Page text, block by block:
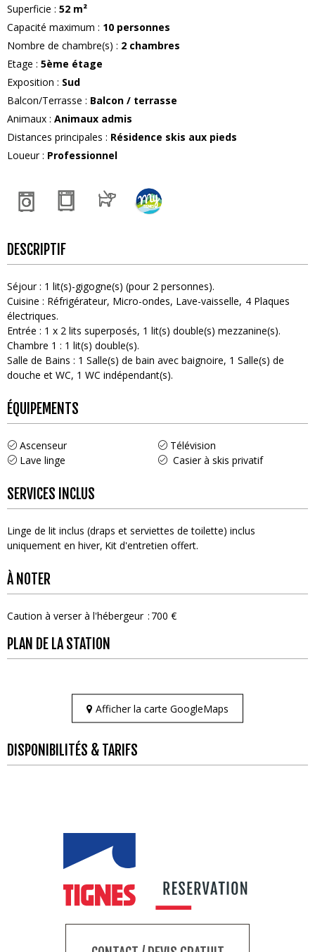
Superficie : 52 m²
Capacité maximum : 10 personnes
Nombre de chambre(s) : 2 chambres
Etage : 5ème étage
Exposition : Sud
Balcon/Terrasse : Balcon / terrasse
Animaux : Animaux admis
Distances principales : Résidence skis aux pieds
Loueur: Professionnel
DESCRIPTIF
Séjour: 1 lit(s)-gigogne(s) (pour 2 personnes)
Cuisine : Réfrigérateur Micro-ondes Lave-vaisselle 4 Plaques
électriques
Entrée : 1 x 2 lits superposés 1 lit(s) double(s) mezzanine(s)
Chambre 1 : 1 lit(s) double(s)
Salle de Bains : 1 Salle(s) de bain avec baignoire 1 Salle(s) de
douche et WC 1 WC indépendant(s)
ÉQUIPEMENTS
Ascenseur
Télévision
Lave linge
Casier à skis privatif
SERVICES INCLUS
Linge de lit inclus (draps et serviettes de toilette) inclus
uniquement en hiver Kit d'entretien offert
À NOTER
Caution à verser à l'hébergeur 700 €
PLAN DE LA STATION
Afficher la carte GoogleMaps
DISPONIBILITÉS & TARIFS